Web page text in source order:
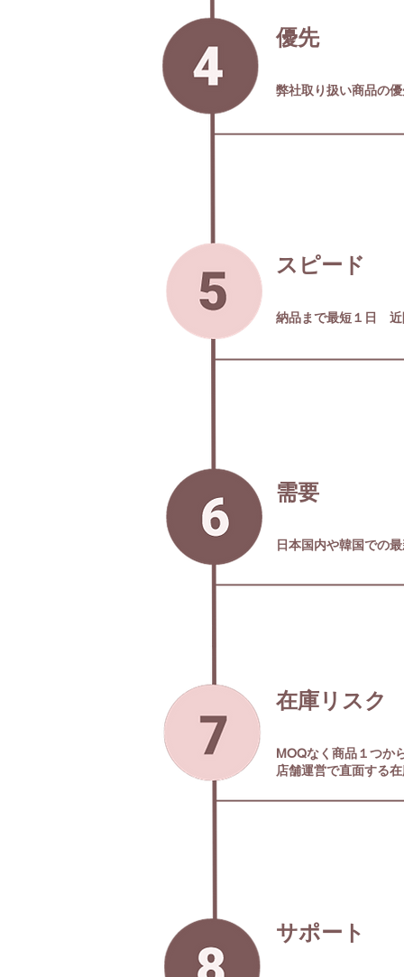
​在庫リスク
MOQなく商品１つか
店舗運営で直面する
サポート
​優先
弊社取り扱い商品の
スピード
納品まで最短１日 近
需要
日本国内や韓国での